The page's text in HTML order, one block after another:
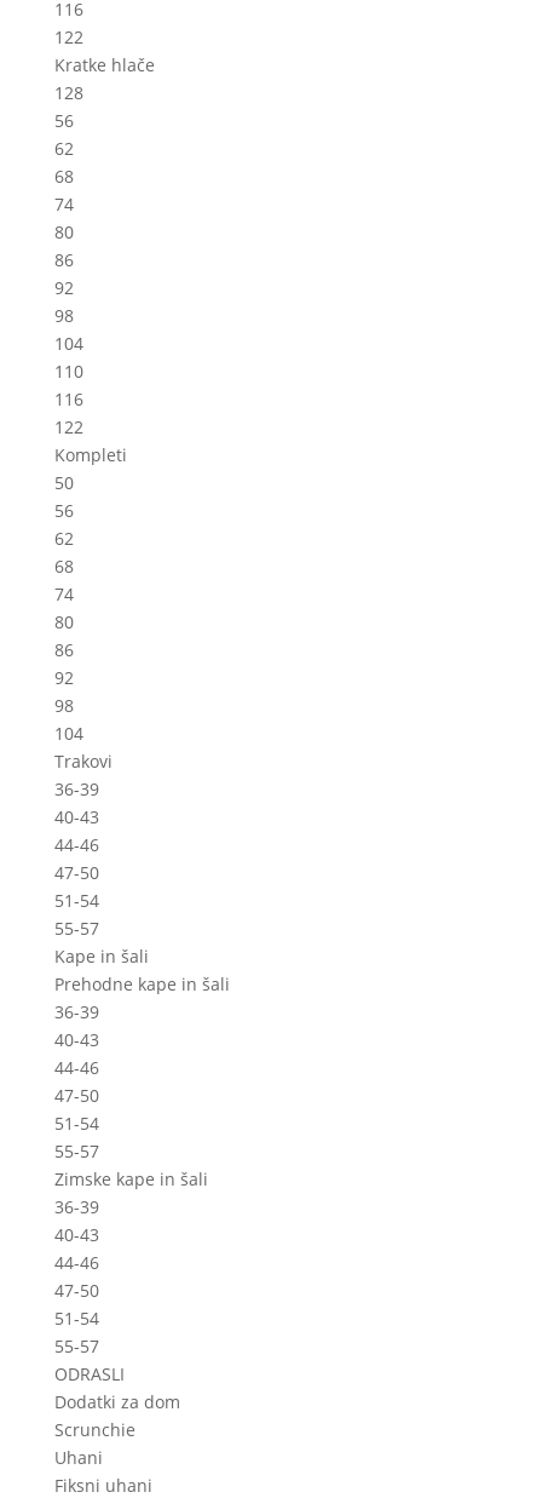
116
122
Kratke hlače
128
56
62
68
74
80
86
92
98
104
110
116
122
Kompleti
50
56
62
68
74
80
86
92
98
104
Trakovi
36-39
40-43
44-46
47-50
51-54
55-57
Kape in šali
Prehodne kape in šali
36-39
40-43
44-46
47-50
51-54
55-57
Zimske kape in šali
36-39
40-43
44-46
47-50
51-54
55-57
ODRASLI
Dodatki za dom
Scrunchie
Uhani
Fiksni uhani